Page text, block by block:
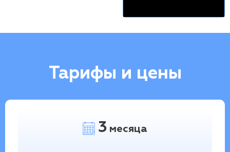
Тарифы и цены
3 месяца